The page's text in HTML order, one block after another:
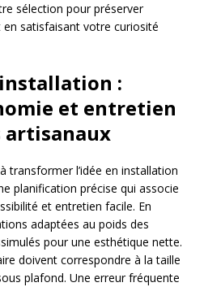
sélection pour préserver
satisfaisant votre curiosité
:
et entretien
artisanaux
transformer l’idée en installation
planification précise qui associe
et entretien facile. En
adaptées au poids des
pour une esthétique nette.
doivent correspondre à la taille
plafond. Une erreur fréquente